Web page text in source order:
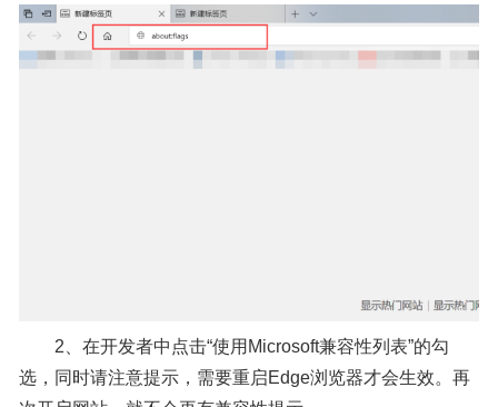
2、在开发者中点击“使用Microsoft兼容性列表”的勾
选，同时请注意提示，需要重启Edge浏览器才会生效。再